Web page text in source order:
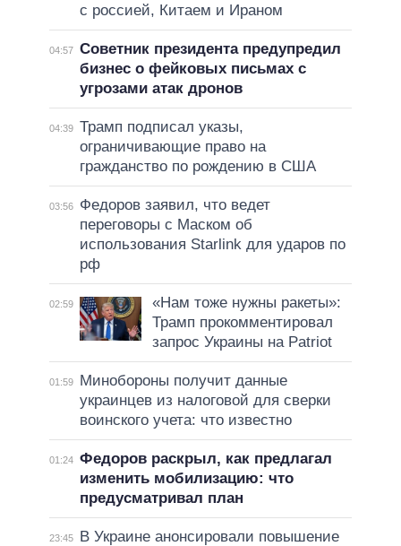
с россией, Китаем и Ираном
04:57 Советник президента предупредил
бизнес о фейковых письмах с
угрозами атак дронов
04:39 Трамп подписал указы,
ограничивающие право на
гражданство по рождению в США
03:56
Федоров заявил, что ведет
переговоры с Маском об
использования Starlink для ударов по
рф
02:59
«Нам тоже нужны ракеты»:
Трамп прокомментировал
запрос Украины на Patriot
01:59
Минобороны получит данные
украинцев из налоговой для сверки
воинского учета: что известно
01:24 Федоров раскрыл, как предлагал
изменить мобилизацию: что
предусматривал план
23:45
В Украине анонсировали повышение